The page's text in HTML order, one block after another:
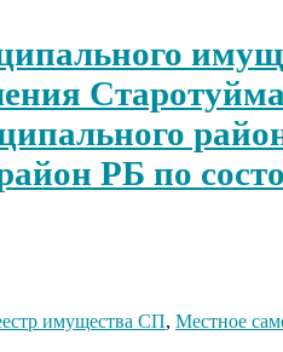
РБ по
имущества СП, Местное